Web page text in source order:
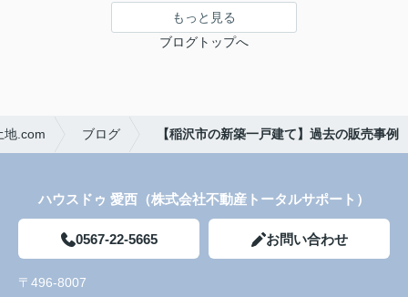
もっと見る
ブログトップへ
地.com ブログ 【稲沢市の新築一戸建て】過去の販売事例
ハウスドゥ 愛西（株式会社不動産トータルサポート）
0567-22-5665 お問い合わせ
〒496-8007